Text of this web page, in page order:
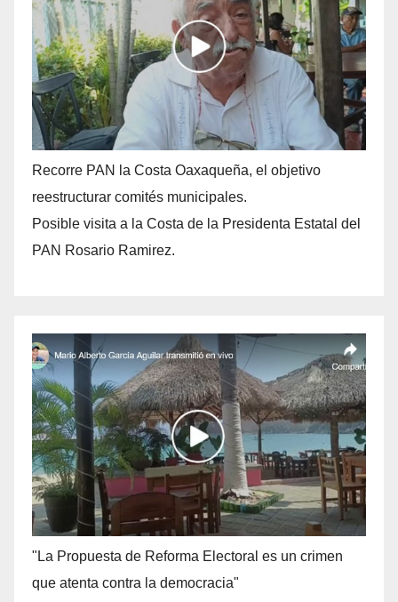
Recorre PAN la Costa Oaxaqueña, el objetivo
reestructurar comités municipales.
Posible visita a la Costa de la Presidenta Estatal del
PAN Rosario Ramirez.
"La Propuesta de Reforma Electoral es un crimen
que atenta contra la democracia"